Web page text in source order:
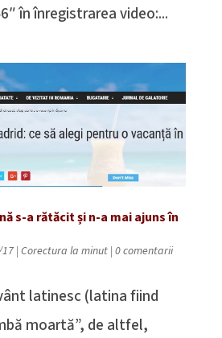
în înregistrarea video:...
s-a rătăcit și n-a mai ajuns în
| Corectura la minut| 0 comentarii
latinesc (latina fiind
moartă”, de altfel,